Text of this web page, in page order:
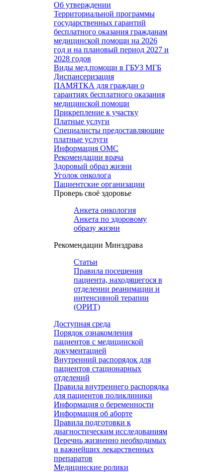
Об утверждении
Территориальной программы
государственных гарантий
бесплатного оказания гражданам
медицинской помощи на 2026
год и на плановый период 2027 и
2028 годов
Виды мед.помощи в ГБУЗ МГБ
Диспансеризация
ПАМЯТКА для граждан о
гарантиях бесплатного оказания
медицинской помощи
Прикрепление к участку
Платные услуги
Специалисты предоставляющие
платные услуги
Информация ОМС
Рекомендации врача
Здоровый образ жизни
Уголок онколога
Пациентские организации
Проверь своё здоровье
Анкета онкология
Анкета по здоровому
образу жизни
Рекомендации Минздрава
Статьи
Правила посещения
пациента, находящегося в
отделении реанимации и
интенсивной терапии
(ОРИТ)
Доступная среда
Порядок ознакомления
пациентов с медицинской
документацией
Внутренний распорядок для
пациентов стационарных
отделений
Правила внутреннего распорядка
для пациентов поликлиники
Информация о беременности
Информация об аборте
Правила подготовки к
диагностическим исследованиям
Перечнь жизненно необходимых
и важнейших лекарственных
препаратов
Медицинские ролики